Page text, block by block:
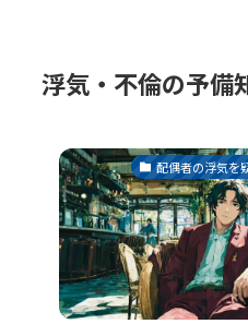
浮気・不倫の予備
配偶者の浮気を